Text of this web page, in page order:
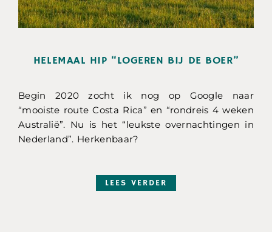
HELEMAAL HIP “LOGEREN BIJ DE BOER”
Begin 2020 zocht ik nog op Google naar
“mooiste route Costa Rica” en “rondreis 4 weken
Australië”. Nu is het “leukste overnachtingen in
Nederland”. Herkenbaar?
LEES VERDER